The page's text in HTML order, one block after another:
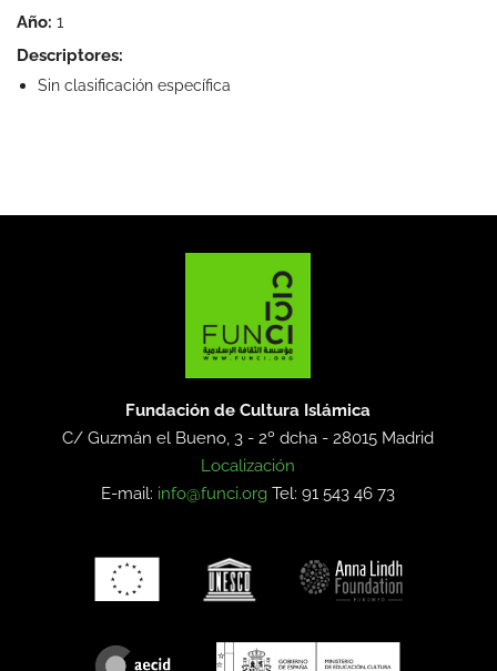
Año: 1
Descriptores:
Sin clasificación específica
Fundación de Cultura Islámica
C/ Guzmán el Bueno, 3 - 2º dcha -28015 Madrid
Localización
E-mail: info@funci.org Tel: 91 543 46 73